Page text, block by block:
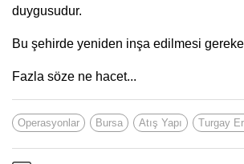
duygusudur.
Bu şehirde yeniden inşa edilmesi
Fazla söze ne hacet...
Operasyonlar Bursa Atış Yapı Turgay